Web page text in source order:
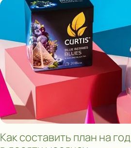
Как составить план на